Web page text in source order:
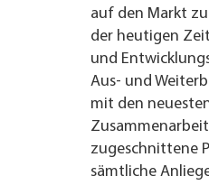
auf den Markt
der heutigen
und
Aus- und
mit den
zugeschnittene
sämtliche